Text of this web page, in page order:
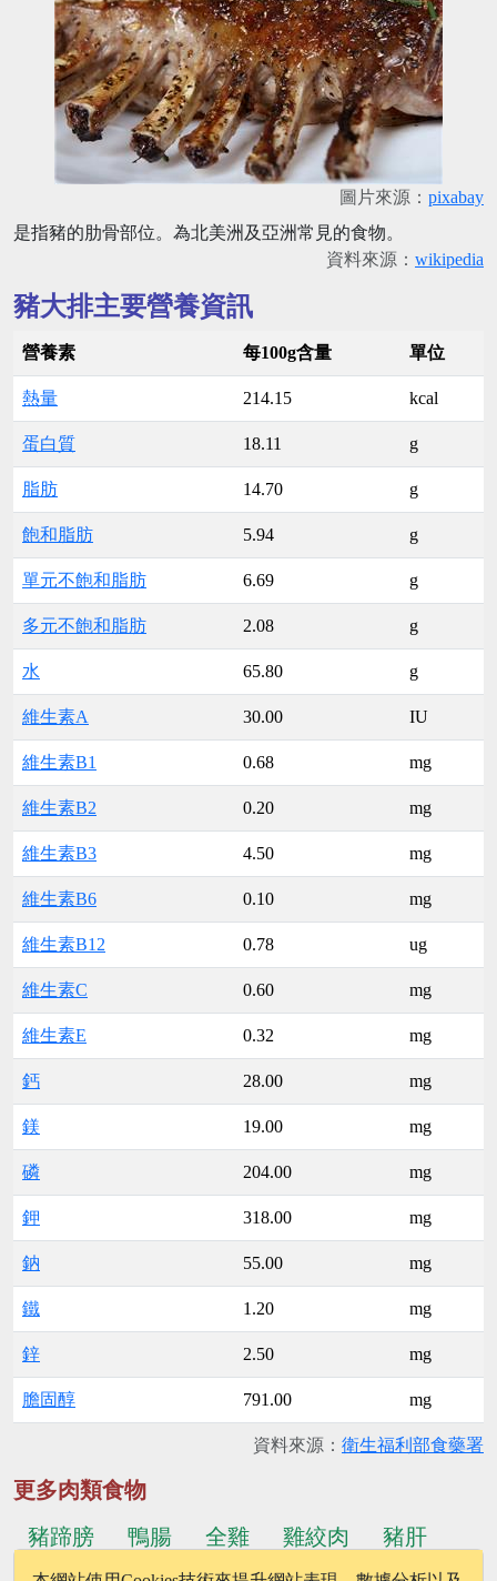
圖片來源： pixabay
是指豬的肋骨部位。為北美洲及亞洲常見的食物。
資料來源： wikipedia
豬大排主要營養資訊
營養素 每100g含量 單位
熱量 214.15 kcal
蛋白質 18.11 g
脂肪 14.70 g
飽和脂肪 5.94 g
單元不飽和脂肪 6.69 g
多元不飽和脂肪 2.08 g
水 65.80 g
維生素A 30.00 IU
維生素B1 0.68 mg
維生素B2 0.20 mg
維生素B3 4.50 mg
維生素B6 0.10 mg
維生素B12 0.78 ug
維生素C 0.60 mg
維生素E 0.32 mg
鈣 28.00 mg
鎂 19.00 mg
磷 204.00 mg
鉀 318.00 mg
鈉 55.00 mg
鐵 1.20 mg
鋅 2.50 mg
膽固醇 791.00 mg
資料來源： 衛生福利部食藥署
更多肉類食物
豬蹄膀
鴨腸 全雞 雞絞肉
豬肝